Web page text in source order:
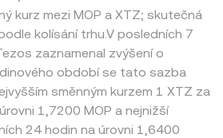
kurz mezi MOP a XTZ; skutečná
kolísání trhu.V posledních 7
zaznamenal zvýšení o
období se tato sazba
směnným kurzem 1 XTZ za
1,7200 MOP a nejnižší
24 hodin na úrovni 1,6400